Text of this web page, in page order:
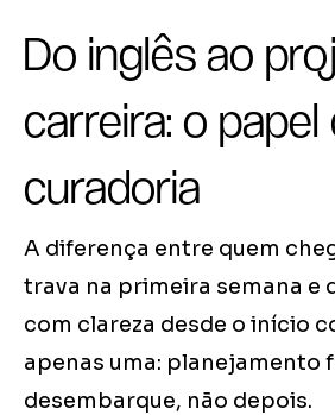
Do inglês ao
carreira: o papel
curadoria
A diferença entre quem
trava na primeira semana e
com clareza desde o início
apenas uma: planejamento
desembarque, não depois.